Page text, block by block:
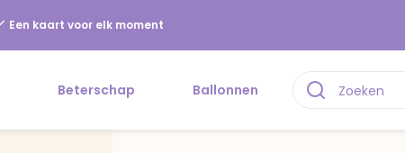
Een kaart voor elk moment
Beterschap Ballonnen